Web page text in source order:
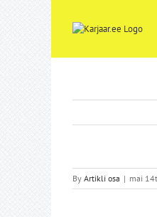
By Artikli osa | mai